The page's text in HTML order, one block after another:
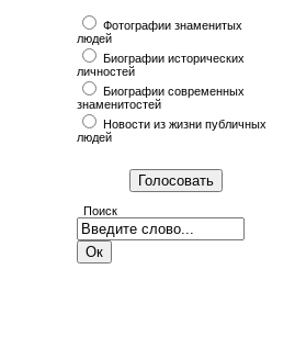
Фотографии знаменитых
людей
Биографии исторических
личностей
Биографии современных
знаменитостей
Новости из жизни публичных
людей
Поиск